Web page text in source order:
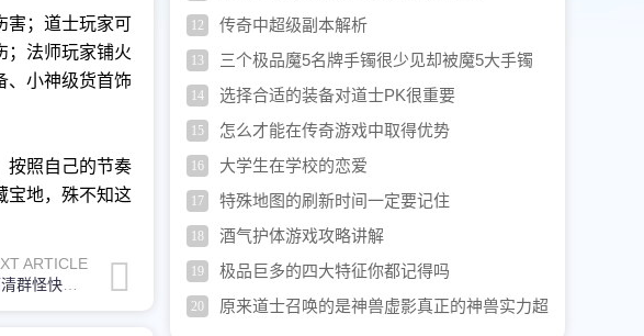
害；道士玩家可
；法师玩家铺火
、小神级货首饰
按照自己的节奏
宝地，殊不知这
ARTICLE
流行火雨是法师群攻技能用它参活流行火雨清群怪快就可以赶紧去参加一下这个活…
12 传奇中超级副本解析
13
三个极品魔5名牌手镯很少见却被魔5大手镯
压制
14 选择合适的装备对道士PK很重要
15 怎么才能在传奇游戏中取得优势
16 大学生在学校的恋爱
17 特殊地图的刷新时间一定要记住
18 酒气护体游戏攻略讲解
19 极品巨多的四大特征你都记得吗
20
原来道士召唤的是神兽虚影真正的神兽实力超